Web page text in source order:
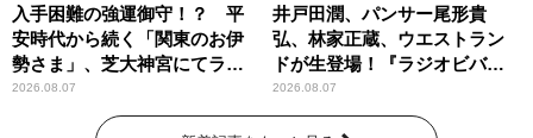
入手困難の強運御守！？ 平
安時代から続く「関東のお伊
勢さま」、芝大神宮にてラン
パンプスが合格祈願！
2026.08.07
井戸田潤、パンサー尾形貴
弘、林家正蔵、ウエストラン
ドが生登場！『ラジオビバリ
ー昼ズ』
2026.08.07